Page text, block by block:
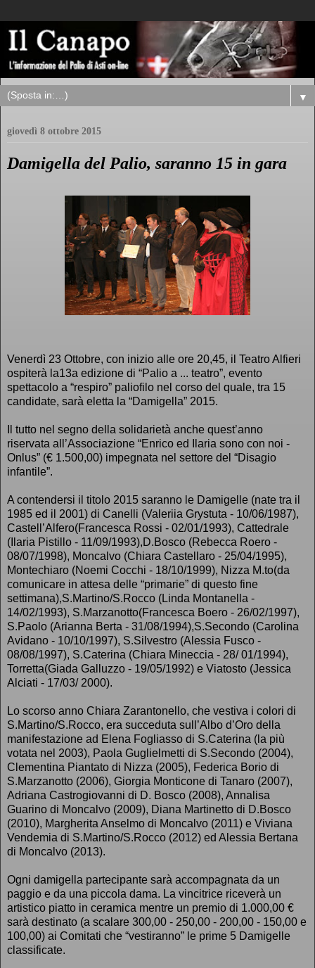
▼
giovedì 8 ottobre 2015
Damigella del Palio, saranno 15 in gara
Venerdì 23 Ottobre, con inizio alle ore 20,45, il Teatro Alfieri
ospiterà la13a edizione di “Palio a ... teatro”, evento
spettacolo a “respiro” paliofilo nel corso del quale, tra 15
candidate, sarà eletta la “Damigella” 2015.
Il tutto nel segno della solidarietà anche quest’anno
riservata all’Associazione “Enrico ed Ilaria sono con noi -
Onlus” (€ 1.500,00) impegnata nel settore del “Disagio
infantile”.
A contendersi il titolo 2015 saranno le Damigelle (nate tra il
1985 ed il 2001) di Canelli (Valeriia Grystuta - 10/06/1987),
Castell’Alfero(Francesca Rossi - 02/01/1993), Cattedrale
(Ilaria Pistillo - 11/09/1993),D.Bosco (Rebecca Roero -
08/07/1998), Moncalvo (Chiara Castellaro - 25/04/1995),
Montechiaro (Noemi Cocchi - 18/10/1999), Nizza M.to(da
comunicare in attesa delle “primarie” di questo fine
settimana),S.Martino/S.Rocco (Linda Montanella -
14/02/1993), S.Marzanotto(Francesca Boero - 26/02/1997),
S.Paolo (Arianna Berta - 31/08/1994),S.Secondo (Carolina
Avidano - 10/10/1997), S.Silvestro (Alessia Fusco -
08/08/1997), S.Caterina (Chiara Mineccia - 28/ 01/1994),
Torretta(Giada Galluzzo - 19/05/1992) e Viatosto (Jessica
Alciati - 17/03/ 2000).
Lo scorso anno Chiara Zarantonello, che vestiva i colori di
S.Martino/S.Rocco, era succeduta sull’Albo d’Oro della
manifestazione ad Elena Fogliasso di S.Caterina (la più
votata nel 2003), Paola Guglielmetti di S.Secondo (2004),
Clementina Piantato di Nizza (2005), Federica Borio di
S.Marzanotto (2006), Giorgia Monticone di Tanaro (2007),
Adriana Castrogiovanni di D. Bosco (2008), Annalisa
Guarino di Moncalvo (2009), Diana Martinetto di D.Bosco
(2010), Margherita Anselmo di Moncalvo (2011) e Viviana
Vendemia di S.Martino/S.Rocco (2012) ed Alessia Bertana
di Moncalvo (2013).
Ogni damigella partecipante sarà accompagnata da un
paggio e da una piccola dama. La vincitrice riceverà un
artistico piatto in ceramica mentre un premio di 1.000,00 €
sarà destinato (a scalare 300,00 - 250,00 - 200,00 - 150,00 e
100,00) ai Comitati che “vestiranno” le prime 5 Damigelle
classificate.